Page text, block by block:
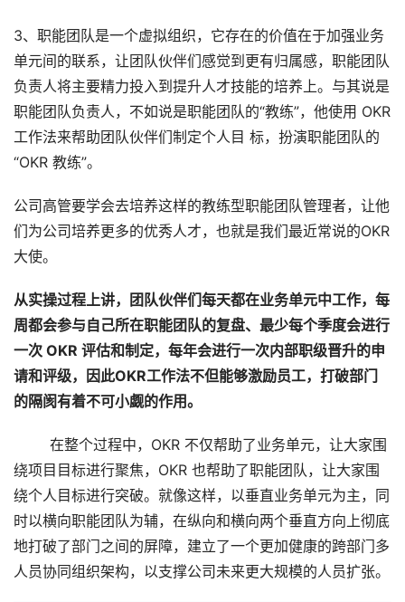
3、职能团队是一个虚拟组织，它存在的价值在于加强业务
单元间的联系，让团队伙伴们感觉到更有归属感，职能团队
负责人将主要精力投入到提升人才技能的培养上。与其说是
职能团队负责人，不如说是职能团队的“教练”，他使用 OKR
工作法来帮助团队伙伴们制定个人目 标，扮演职能团队的
“OKR 教练”。
公司高管要学会去培养这样的教练型职能团队管理者，让他
们为公司培养更多的优秀人才，也就是我们最近常说的OKR
大使。
从实操过程上讲，团队伙伴们每天都在业务单元中工作，每
周都会参与自己所在职能团队的复盘、最少每个季度会进行
一次 OKR 评估和制定，每年会进行一次内部职级晋升的申
请和评级，因此OKR工作法不但能够激励员工，打破部门
的隔阂有着不可小觑的作用。
在整个过程中，OKR 不仅帮助了业务单元，让大家围
绕项目目标进行聚焦，OKR 也帮助了职能团队，让大家围
绕个人目标进行突破。就像这样，以垂直业务单元为主，同
时以横向职能团队为辅，在纵向和横向两个垂直方向上彻底
地打破了部门之间的屏障，建立了一个更加健康的跨部门多
人员协同组织架构，以支撑公司未来更大规模的人员扩张。